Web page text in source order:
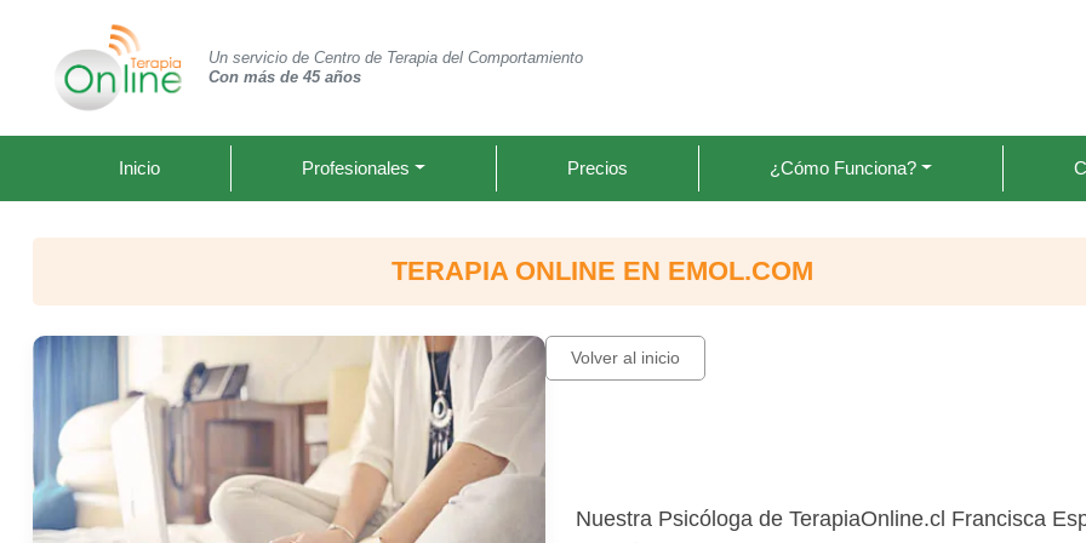
Un servicio de Centro de Terapia del Comportamiento
Con más de 45 años
Inicio Profesionales Precios ¿Cómo Funciona?
TERAPIA ONLINE EN EMOL.COM
Volver al inicio
Nuestra Psicóloga de TerapiaOnline.cl Francisca